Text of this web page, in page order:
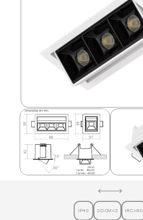
IP40 SDCM<3 IRC>80